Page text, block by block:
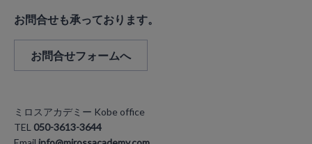
お問合せも承っております。
お問合せフォームへ
ミロスアカデミー Kobe office
TEL 050-3613-3644